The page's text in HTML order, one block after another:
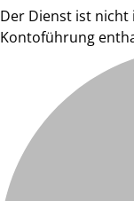
Der Dienst ist
Kontoführung